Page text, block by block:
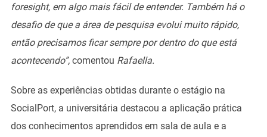
foresight, em algo mais fácil de entender. Também há o
desafio de que a área de pesquisa evolui muito rápido,
então precisamos ficar sempre por dentro do que está
acontecendo”, comentou Rafaella.
Sobre as experiências obtidas durante o estágio na
SocialPort, a universitária destacou a aplicação prática
dos conhecimentos aprendidos em sala de aula e a